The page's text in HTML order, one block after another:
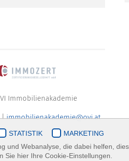
Immobilienakademie
|immobilienakademie@ovi.at
STATISTIK
MARKETING
und Webanalyse, die dabei helfen,
Sie hier Ihre Cookie-Einstellungen.